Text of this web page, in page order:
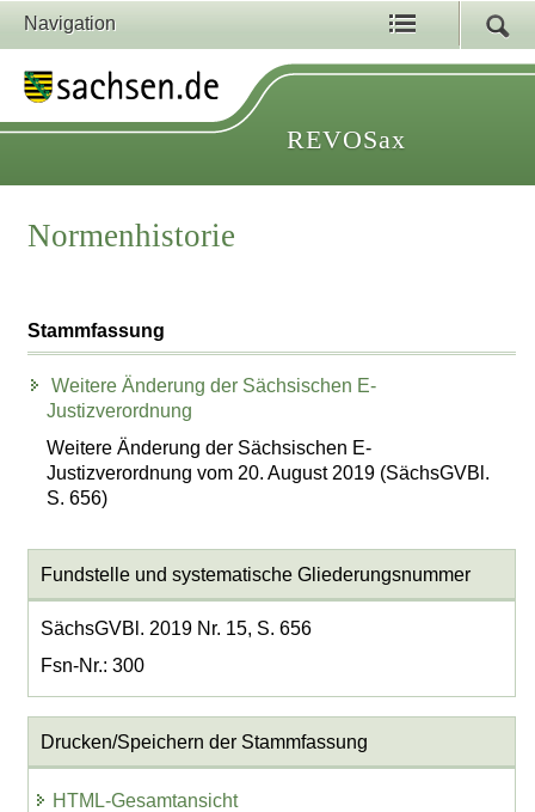
Navigation
REVOSax
Normenhistorie
Stammfassung
Weitere Änderung der Sächsischen E-
Justizverordnung
Weitere Änderung der Sächsischen E-
Justizverordnung vom 20. August 2019 (SächsGVBl.
S. 656)
Fundstelle und systematische Gliederungsnummer
SächsGVBl. 2019 Nr. 15, S. 656
Fsn-Nr.: 300
Drucken/Speichern der Stammfassung
HTML-Gesamtansicht